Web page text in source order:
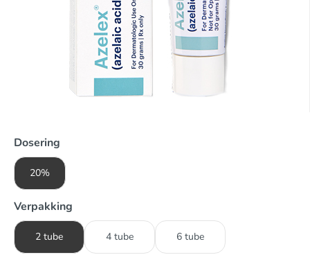
Dosering
20%
Verpakking
2 tube 4 tube 6 tube